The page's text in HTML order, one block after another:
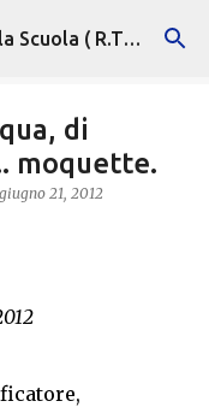
Regolarità e Trasparenza nella Scuola ( R.T.S. )
di
moquette.
giugno 21, 2012